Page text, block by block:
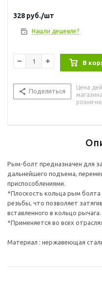
*Применяется во всех
судостроения.
328 руб./шт
Нашли дешевле?
В
Поделиться
Цена
Рым-болт предназначен для
дальнейшего подъема,
приспособлениями.
*Плоскость кольца рым болта
резьбы, что позволяет
вставленного в кольцо рычага.
*Применяется во всех
Материал : нержавеющая